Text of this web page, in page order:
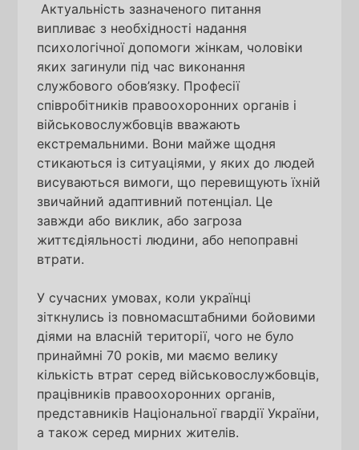
Актуальність зазначеного питання
випливає з необхідності надання
психологічної допомоги жінкам, чоловіки
яких загинули під час виконання
службового обов’язку. Професії
співробітників правоохоронних органів і
військовослужбовців вважають
екстремальними. Вони майже щодня
стикаються із ситуаціями, у яких до людей
висуваються вимоги, що перевищують їхній
звичайний адаптивний потенціал. Це
завжди або виклик, або загроза
життєдіяльності людини, або непоправні
втрати.
У сучасних умовах, коли українці
зіткнулись із повномасштабними бойовими
діями на власній території, чого не було
принаймні 70 років, ми маємо велику
кількість втрат серед військовослужбовців,
працівників правоохоронних органів,
представників Національної гвардії України,
а також серед мирних жителів.